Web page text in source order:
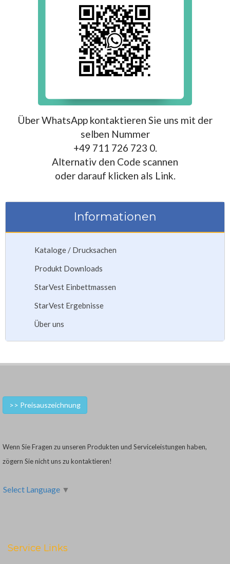
Über WhatsApp kontaktieren Sie uns mit der
selben Nummer
+49 711 726 723 0.
Alternativ den Code scannen
oder darauf klicken als Link.
Informationen
Kataloge / Drucksachen
Produkt Downloads
StarVest Einbettmassen
StarVest Ergebnisse
Über uns
>> Preisauszeichnung
Wenn Sie Fragen zu unseren Produkten und Serviceleistungen haben,
zögern Sie nicht uns zu kontaktieren!
Select Language ▼
Service Links